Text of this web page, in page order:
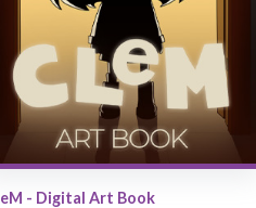
- Digital Art Book